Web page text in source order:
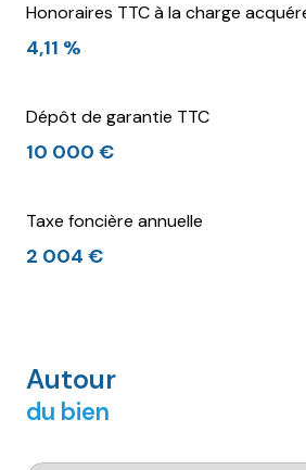
Honoraires TTC à la charge
4,11 %
Dépôt de garantie TTC
10 000 €
Taxe foncière annuelle
2 004 €
Autour
du bien